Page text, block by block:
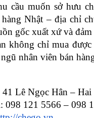
cầu muốn sở hưu
Nhật – địa chỉ
gốc xuất xứ và
không chỉ mua được
nhân viên bán
41 Lê Ngọc Hân –
098 121 5566 – 098